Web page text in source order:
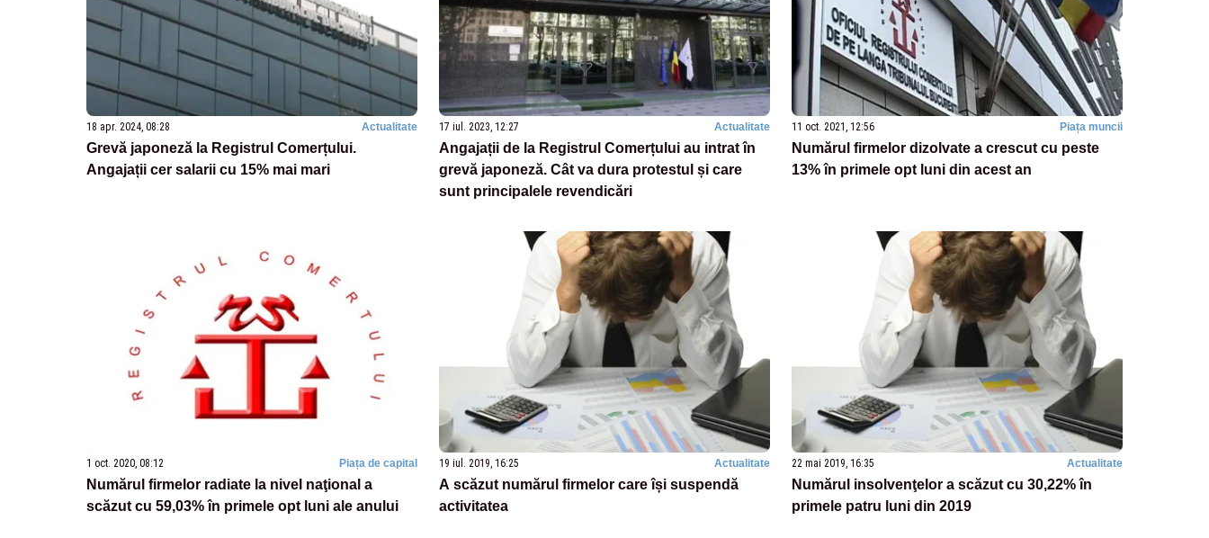
18 apr. 2024, 08:28 Actualitate
Grevă japoneză la Registrul Comerțului.
Angajații cer salarii cu 15% mai mari
17 iul. 2023, 12:27 Actualitate
Angajații de la Registrul Comerțului au intrat în
grevă japoneză. Cât va dura protestul și care
sunt principalele revendicări
11 oct. 2021, 12:56 Piața muncii
Numărul firmelor dizolvate a crescut cu peste
13% în primele opt luni din acest an
1 oct. 2020, 08:12 Piața de capital
Numărul firmelor radiate la nivel naţional a
scăzut cu 59,03% în primele opt luni ale anului
19 iul. 2019, 16:25 Actualitate
A scăzut numărul firmelor care își suspendă
activitatea
22 mai 2019, 16:35 Actualitate
Numărul insolvenţelor a scăzut cu 30,22% în
primele patru luni din 2019